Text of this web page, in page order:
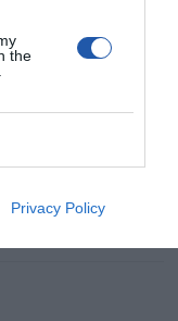
the
Privacy Policy
support?